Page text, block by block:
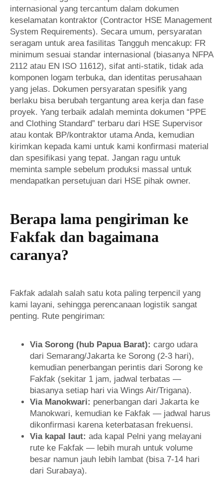
internasional yang tercantum dalam dokumen
keselamatan kontraktor (Contractor HSE Management
System Requirements). Secara umum, persyaratan
seragam untuk area fasilitas Tangguh mencakup: FR
minimum sesuai standar internasional (biasanya NFPA
2112 atau EN ISO 11612), sifat anti-statik, tidak ada
komponen logam terbuka, dan identitas perusahaan
yang jelas. Dokumen persyaratan spesifik yang
berlaku bisa berubah tergantung area kerja dan fase
proyek. Yang terbaik adalah meminta dokumen “PPE
and Clothing Standard” terbaru dari HSE Supervisor
atau kontak BP/kontraktor utama Anda, kemudian
kirimkan kepada kami untuk kami konfirmasi material
dan spesifikasi yang tepat. Jangan ragu untuk
meminta sample sebelum produksi massal untuk
mendapatkan persetujuan dari HSE pihak owner.
Berapa lama pengiriman ke
Fakfak dan bagaimana
caranya?
Fakfak adalah salah satu kota paling terpencil yang
kami layani, sehingga perencanaan logistik sangat
penting. Rute pengiriman:
Via Sorong (hub Papua Barat): cargo udara
dari Semarang/Jakarta ke Sorong (2-3 hari),
kemudian penerbangan perintis dari Sorong ke
Fakfak (sekitar 1 jam, jadwal terbatas —
biasanya setiap hari via Wings Air/Trigana).
Via Manokwari: penerbangan dari Jakarta ke
Manokwari, kemudian ke Fakfak — jadwal harus
dikonfirmasi karena keterbatasan frekuensi.
Via kapal laut: ada kapal Pelni yang melayani
rute ke Fakfak — lebih murah untuk volume
besar namun jauh lebih lambat (bisa 7-14 hari
dari Surabaya).